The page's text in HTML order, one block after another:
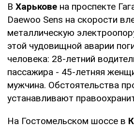
В Харькове на проспекте
Daewoo Sens на скорости
металлическую
этой чудовищной аварии
человека: 28-летний
пассажира - 45-летняя
мужчина. Обстоятельства
устанавливают
На Гостомельском шоссе в